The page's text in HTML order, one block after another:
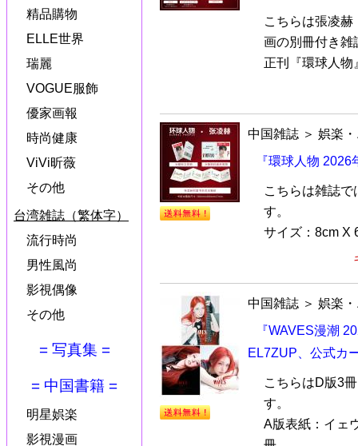
精品購物
ELLE世界
瑞麗
VOGUE服飾
優家画報
時尚健康
ViVi昕薇
その他
台湾雑誌（繁体字）
流行時尚
男性風尚
影視偶像
その他
= 写真集 =
= 中国書籍 =
明星娯楽
影視漫画
こちらは張凌
画の別冊付き雑
正刊『環球人物
中国雑誌 ＞ 娯楽
『環球人物
こちらは雑誌
す。
サイズ：8cm X
中国雑誌 ＞ 娯楽
『WAVES漫潮
EL7ZUP、公式カ
こちらはD版3
す。
A版表紙：イェ